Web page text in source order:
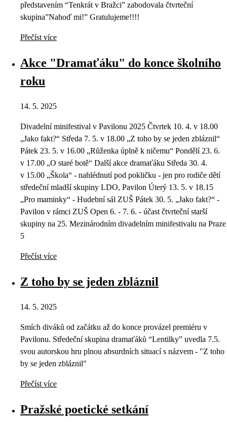
představením “Tenkrát v Bražci” zabodovala čtvrteční
skupina”Nahoď mi!” Gratulujeme!!!!
Přečíst více
Akce "Dramaťáku" do konce školního
roku
14. 5. 2025
Divadelní minifestival v Pavilonu 2025 Čtvrtek 10. 4. v 18.00
„Jako fakt?“ Středa 7. 5. v 18.00 „Z toho by se jeden zbláznil“
Pátek 23. 5. v 16.00 „Růženka úplně k ničemu“ Pondělí 23. 6.
v 17.00 „O staré botě“ Další akce dramaťáku Středa 30. 4.
v 15.00 „Škola“ - nahlédnutí pod pokličku - jen pro rodiče dětí
středeční mladší skupiny LDO, Pavilon Úterý 13. 5. v 18.15
„Pro maminky“ - Hudební sál ZUŠ Pátek 30. 5. „Jako fakt?“ -
Pavilon v rámci ZUŠ Open 6. - 7. 6. - účast čtvrteční starší
skupiny na 25. Mezinárodním divadelním minifestivalu na Praze
5
Přečíst více
Z toho by se jeden zbláznil
14. 5. 2025
Smích diváků od začátku až do konce provázel premiéru v
Pavilonu. Středeční skupina dramaťáků “Lentilky” uvedla 7.5.
svou autorskou hru plnou absurdních situací s názvem - "Z toho
by se jeden zbláznil"
Přečíst více
Pražské poetické setkání